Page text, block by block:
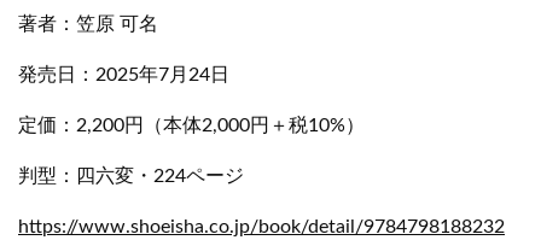
著者：笠原 可名
発売日：2025年7月24日
定価：2,200円（本体2,000円＋税10%）
判型：四六変・224ページ
https://www.shoeisha.co.jp/book/detail/9784798188232